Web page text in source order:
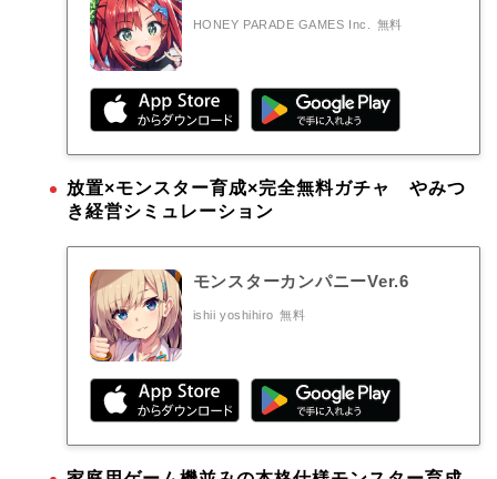
HONEY PARADE GAMES Inc. 無料
放置×モンスター育成×完全無料ガチャ やみつ
き経営シミュレーション
モンスターカンパニーVer.6
ishii yoshihiro 無料